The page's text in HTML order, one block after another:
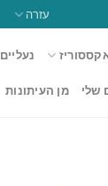
עזרה
נעליים
שלי מן העיתונות